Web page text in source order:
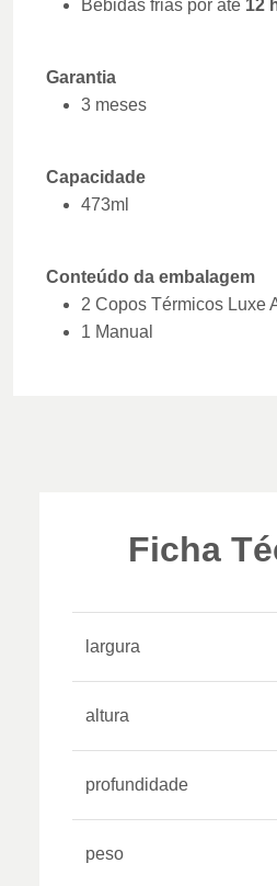
Bebidas frias por até 12
Garantia
3 meses
Capacidade
473ml
Conteúdo da embalagem
2 Copos Térmicos Luxe
1 Manual
Ficha
largura
altura
profundidade
peso